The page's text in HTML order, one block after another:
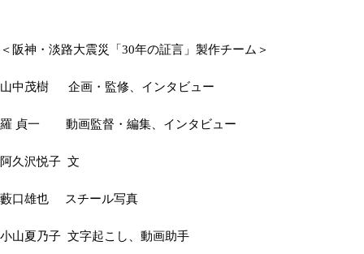
＜ 阪神・淡路大震災「 30年の証言」製作チーム＞
山中茂樹 企画・監修、インタビュー
羅 貞一 動画監督・編集、インタビュー
阿久沢悦子 文
藪口雄也 スチール写真
小山夏乃子 文字起こし、動画助手